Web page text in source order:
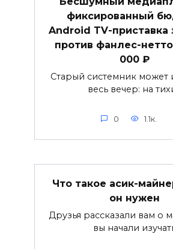
фиксированный
Android TV-приставка
против фанлес-
000 ₽
Старый системник может
весь вечер: на
0 1.1к.
Что такое асик-
он нужен
Друзья рассказали вам о
вы начали